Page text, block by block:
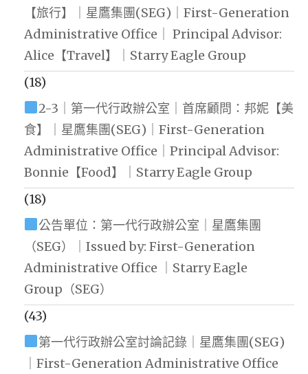
【旅行】｜星鷹集團(SEG)｜First-Generation
Administrative Office｜ Principal Advisor:
Alice【Travel】｜Starry Eagle Group
(18)
2-3｜第一代行政辦公室｜首席顧問：邦妮【美
食】｜星鷹集團(SEG)｜First-Generation
Administrative Office｜Principal Advisor:
Bonnie【Food】｜Starry Eagle Group
(18)
公告單位：第一代行政辦公室｜星鷹集團
（SEG）｜Issued by: First-Generation
Administrative Office ｜Starry Eagle
Group（SEG）
(43)
第一代行政辦公室討論記錄｜星鷹集團(SEG)
｜First-Generation Administrative Office